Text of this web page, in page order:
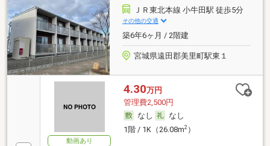
ＪＲ東北本線 小牛田駅 徒歩5分
その他の交通
築6年6ヶ月 / 2階建
宮城県遠田郡美里町駅東１
動画あり
4.30万円
管理費2,500円
なし
なし
1階 / 1K（26.08m2）